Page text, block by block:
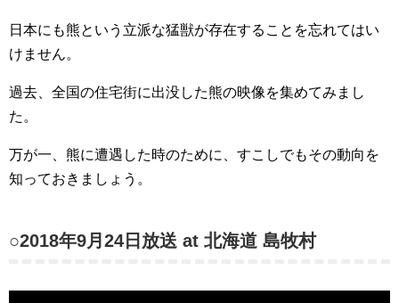
日本にも熊という立派な猛獣が存在することを忘れてはい
けません。
過去、全国の住宅街に出没した熊の映像を集めてみまし
た。
万が一、熊に遭遇した時のために、すこしでもその動向を
知っておきましょう。
○2018年9月24日放送 at 北海道 島牧村